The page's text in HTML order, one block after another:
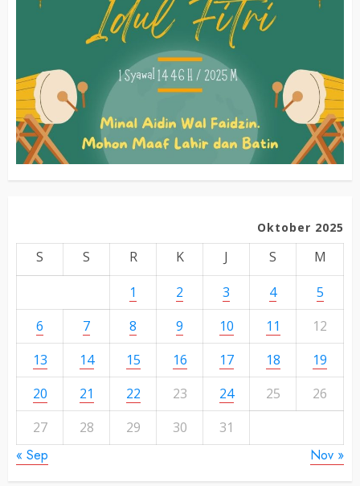
Oktober 2025
S S R K J S
M
1
2 3 4
5
6
7 8 9 10 11
12
13
14 15 16 17 18
19
20
21 22 23 24 25
26
27
28 29 30 31
« Sep Nov »